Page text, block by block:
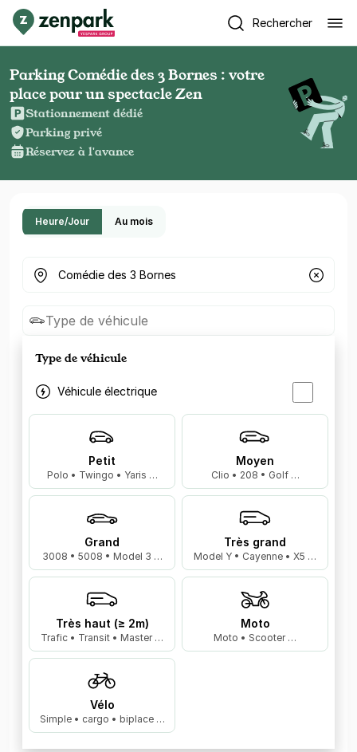
Rechercher
Parking Comédie des 3 Bornes : votre
place pour un spectacle Zen
Stationnement dédié
Parking privé
Réservez à l'avance
Heure/Jour Au mois
Où cherchez-vous un parking ?
Type de véhicule
Type de véhicule
Véhicule électrique
Petit
Polo • Twingo • Yaris …
Moyen
Clio • 208 • Golf …
Grand
3008 • 5008 • Model 3 …
Très grand
Model Y • Cayenne • X5 …
Très haut (≥ 2m)
Trafic • Transit • Master …
Moto
Moto • Scooter …
Vélo
Simple • cargo • biplace …